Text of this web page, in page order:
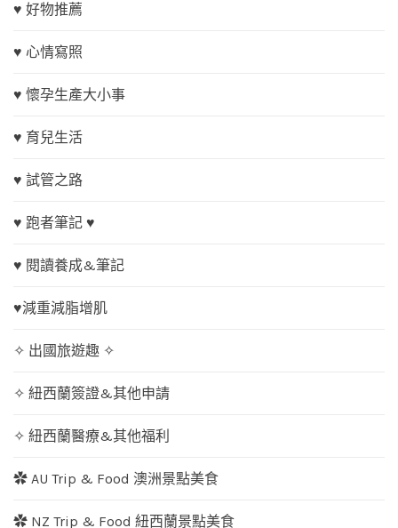
♥ 好物推薦
♥ 心情寫照
♥ 懷孕生產大小事
♥ 育兒生活
♥ 試管之路
♥ 跑者筆記 ♥
♥ 閱讀養成&筆記
♥減重減脂增肌
✧ 出國旅遊趣 ✧
✧ 紐西蘭簽證&其他申請
✧ 紐西蘭醫療&其他福利
✿ AU Trip & Food 澳洲景點美食
✿ NZ Trip & Food 紐西蘭景點美食